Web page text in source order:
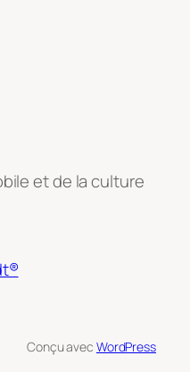
et de la culture
Conçu avec WordPress